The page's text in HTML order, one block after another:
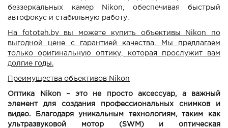
беззеркальных камер Nikon, обеспечивая быстрый
автофокус и стабильную работу.
На fototeh.by вы можете купить объективы Nikon по
выгодной цене с гарантией качества. Мы предлагаем
только оригинальную оптику, которая прослужит вам
долгие годы.
Преимущества объективов Nikon
Оптика Nikon – это не просто аксессуар, а важный
элемент для создания профессиональных снимков и
видео. Благодаря уникальным технологиям, таким как
ультразвуковой мотор (SWM) и оптическая